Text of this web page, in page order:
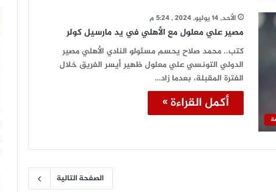
الأحد, 14 يوليو, 2024 , 5:24 م
مصير علي معلول مع الأهلي في يد مارسيل كولر
كتب.. محمد صلاح يحسم مسئولو النادي الأهلي مصير
الدولي التونسي علي معلول ظهير أيسر الفريق خلال
الفترة المقبلة، بعدما زاد…
أكمل القراءة »
الصفحة التالية